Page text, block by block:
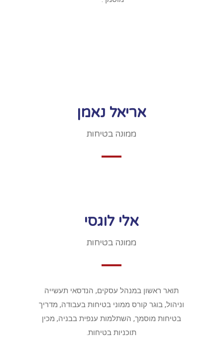
אריאל נאמן
ממונה בטיחות
אלי לוגסי
ממונה בטיחות
תואר ראשון במנהל עסקים, הנדסאי תעשייה
וניהול, בוגר קורס ממוני בטיחות בעבודה, מדריך
בטיחות מוסמך, השתלמות ענפית בבניה, מכין
תוכניות בטיחות.